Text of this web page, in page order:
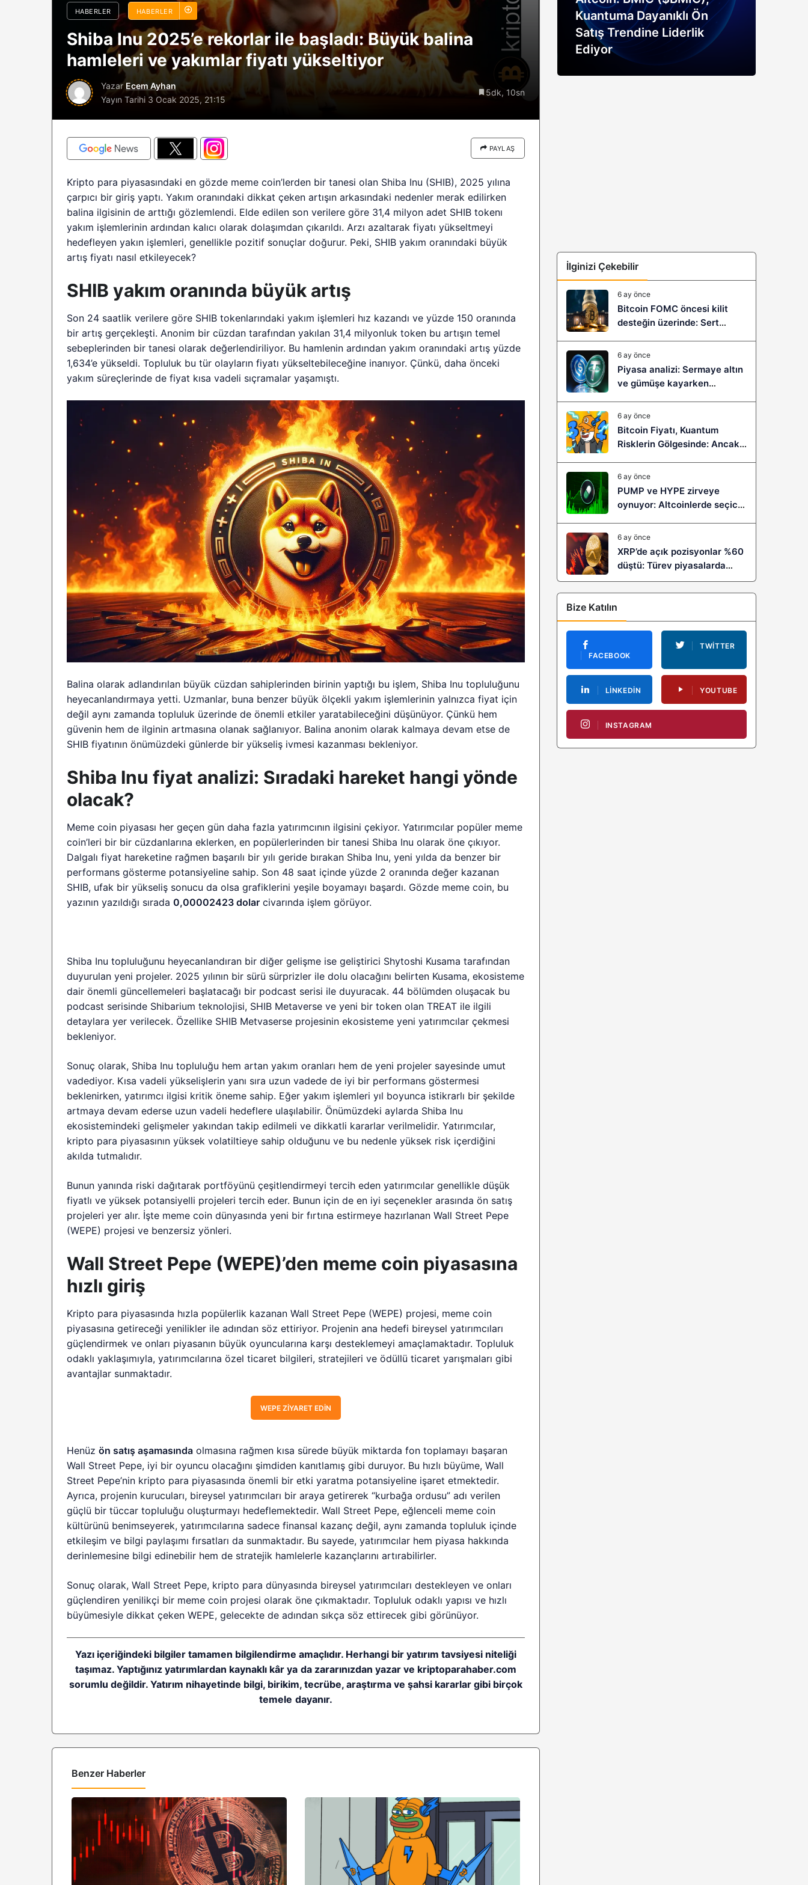
HABERLER HABERLER
Shiba Inu 2025’e rekorlar ile başladı: Büyük balina
hamleleri ve yakımlar fiyatı yükseltiyor
Yazar Ecem Ayhan
Yayın Tarihi 3 Ocak 2025, 21:15
5dk, 10sn
PAYLAŞ
Kripto para piyasasındaki en gözde meme coin’lerden bir tanesi olan Shiba Inu (SHIB), 2025 yılına
çarpıcı bir giriş yaptı. Yakım oranındaki dikkat çeken artışın arkasındaki nedenler merak edilirken
balina ilgisinin de arttığı gözlemlendi. Elde edilen son verilere göre 31,4 milyon adet SHIB tokenı
yakım işlemlerinin ardından kalıcı olarak dolaşımdan çıkarıldı. Arzı azaltarak fiyatı yükseltmeyi
hedefleyen yakın işlemleri, genellikle pozitif sonuçlar doğurur. Peki, SHIB yakım oranındaki büyük
artış fiyatı nasıl etkileyecek?
SHIB yakım oranında büyük artış
Son 24 saatlik verilere göre SHIB tokenlarındaki yakım işlemleri hız kazandı ve yüzde 150 oranında
bir artış gerçekleşti. Anonim bir cüzdan tarafından yakılan 31,4 milyonluk token bu artışın temel
sebeplerinden bir tanesi olarak değerlendiriliyor. Bu hamlenin ardından yakım oranındaki artış yüzde
1,634’e yükseldi. Topluluk bu tür olayların fiyatı yükseltebileceğine inanıyor. Çünkü, daha önceki
yakım süreçlerinde de fiyat kısa vadeli sıçramalar yaşamıştı.
Balina olarak adlandırılan büyük cüzdan sahiplerinden birinin yaptığı bu işlem, Shiba Inu topluluğunu
heyecanlandırmaya yetti. Uzmanlar, buna benzer büyük ölçekli yakım işlemlerinin yalnızca fiyat için
değil aynı zamanda topluluk üzerinde de önemli etkiler yaratabileceğini düşünüyor. Çünkü hem
güvenin hem de ilginin artmasına olanak sağlanıyor. Balina anonim olarak kalmaya devam etse de
SHIB fiyatının önümüzdeki günlerde bir yükseliş ivmesi kazanması bekleniyor.
Shiba Inu fiyat analizi: Sıradaki hareket hangi yönde
olacak?
Meme coin piyasası her geçen gün daha fazla yatırımcının ilgisini çekiyor. Yatırımcılar popüler meme
coin’leri bir bir cüzdanlarına eklerken, en popülerlerinden bir tanesi Shiba Inu olarak öne çıkıyor.
Dalgalı fiyat hareketine rağmen başarılı bir yılı geride bırakan Shiba Inu, yeni yılda da benzer bir
performans gösterme potansiyeline sahip. Son 48 saat içinde yüzde 2 oranında değer kazanan
SHIB, ufak bir yükseliş sonucu da olsa grafiklerini yeşile boyamayı başardı. Gözde meme coin, bu
yazının yazıldığı sırada0,00002423 dolar civarında işlem görüyor.
Shiba Inu topluluğunu heyecanlandıran bir diğer gelişme ise geliştirici Shytoshi Kusama tarafından
duyurulan yeni projeler. 2025 yılının bir sürü sürprizler ile dolu olacağını belirten Kusama, ekosisteme
dair önemli güncellemeleri başlatacağı bir podcast serisi ile duyuracak. 44 bölümden oluşacak bu
podcast serisinde Shibarium teknolojisi, SHIB Metaverse ve yeni bir token olan TREAT ile ilgili
detaylara yer verilecek. Özellike SHIB Metvaserse projesinin ekosisteme yeni yatırımcılar çekmesi
bekleniyor.
Sonuç olarak, Shiba Inu topluluğu hem artan yakım oranları hem de yeni projeler sayesinde umut
vadediyor. Kısa vadeli yükselişlerin yanı sıra uzun vadede de iyi bir performans göstermesi
beklenirken, yatırımcı ilgisi kritik öneme sahip. Eğer yakım işlemleri yıl boyunca istikrarlı bir şekilde
artmaya devam ederse uzun vadeli hedeflere ulaşılabilir. Önümüzdeki aylarda Shiba Inu
ekosistemindeki gelişmeler yakından takip edilmeli ve dikkatli kararlar verilmelidir. Yatırımcılar,
kripto para piyasasının yüksek volatiltieye sahip olduğunu ve bu nedenle yüksek risk içerdiğini
akılda tutmalıdır.
Bunun yanında riski dağıtarak portföyünü çeşitlendirmeyi tercih eden yatırımcılar genellikle düşük
fiyatlı ve yüksek potansiyelli projeleri tercih eder. Bunun için de en iyi seçenekler arasında ön satış
projeleri yer alır. İşte meme coin dünyasında yeni bir fırtına estirmeye hazırlanan Wall Street Pepe
(WEPE) projesi ve benzersiz yönleri.
Wall Street Pepe (WEPE)’den meme coin piyasasına
hızlı giriş
Kripto para piyasasında hızla popülerlik kazanan Wall Street Pepe (WEPE) projesi, meme coin
piyasasına getireceği yenilikler ile adından söz ettiriyor. Projenin ana hedefi bireysel yatırımcıları
güçlendirmek ve onları piyasanın büyük oyuncularına karşı desteklemeyi amaçlamaktadır. Topluluk
odaklı yaklaşımıyla, yatırımcılarına özel ticaret bilgileri, stratejileri ve ödüllü ticaret yarışmaları gibi
avantajlar sunmaktadır.
WEPE ZIYARET EDIN
Henüzön satış aşamasında olmasına rağmen kısa sürede büyük miktarda fon toplamayı başaran
Wall Street Pepe, iyi bir oyuncu olacağını şimdiden kanıtlamış gibi duruyor. Bu hızlı büyüme, Wall
Street Pepe’nin kripto para piyasasında önemli bir etki yaratma potansiyeline işaret etmektedir.
Ayrıca, projenin kurucuları, bireysel yatırımcıları bir araya getirerek “kurbağa ordusu” adı verilen
güçlü bir tüccar topluluğu oluşturmayı hedeflemektedir. Wall Street Pepe, eğlenceli meme coin
kültürünü benimseyerek, yatırımcılarına sadece finansal kazanç değil, aynı zamanda topluluk içinde
etkileşim ve bilgi paylaşımı fırsatları da sunmaktadır. Bu sayede, yatırımcılar hem piyasa hakkında
derinlemesine bilgi edinebilir hem de stratejik hamlelerle kazançlarını artırabilirler.
Sonuç olarak, Wall Street Pepe, kripto para dünyasında bireysel yatırımcıları destekleyen ve onları
güçlendiren yenilikçi bir meme coin projesi olarak öne çıkmaktadır. Topluluk odaklı yapısı ve hızlı
büyümesiyle dikkat çeken WEPE, gelecekte de adından sıkça söz ettirecek gibi görünüyor.
Yazı içeriğindeki bilgiler tamamen bilgilendirme amaçlıdır. Herhangi bir yatırım tavsiyesi niteliği
taşımaz. Yaptığınız yatırımlardan kaynaklı kâr ya da zararınızdan yazar ve kriptoparahaber.com
sorumlu değildir. Yatırım nihayetinde bilgi, birikim, tecrübe, araştırma ve şahsi kararlar gibi birçok
temele dayanır.
Benzer Haberler
sürüyor: Analistlere göre
2026 BTC çöküşü neden
sınırlı kalabilir?
Riski: Uzun Vadeli HYPER
Boğaları 31,1 Milyon Dolarlık
Birikim Yapıyor
Kuantuma Dayanıklı Ön
Satış Trendine Liderlik
Ediyor
İlginizi Çekebilir
6 ay önce
Bitcoin FOMC öncesi kilit
desteğin üzerinde: Sert
geliyor?
6 ay önce
Piyasa analizi: Sermaye altın
ve gümüşe kayarken
6 ay önce
Bitcoin Fiyatı, Kuantum
Risklerin Gölgesinde: Ancak
Sıçramaya Yaşayabilir!
6 ay önce
PUMP ve HYPE zirveye
oynuyor: Altcoinlerde seçici
6 ay önce
XRP’de açık pozisyonlar %60
düştü: Türev piyasalarda
kaldıraç temizliği yeni bir
trendin habercisi mi?
Bize Katılın
FACEBOOK
TWITTER
LINKEDIN YOUTUBE
INSTAGRAM